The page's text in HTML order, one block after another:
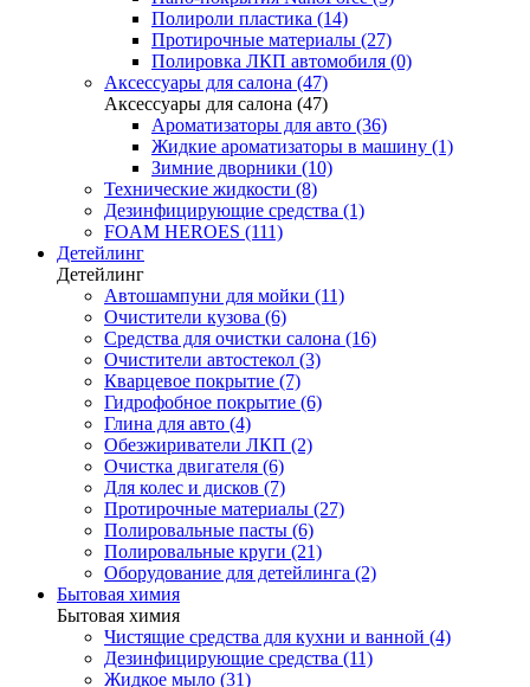
Полироли пластика (14)
Протирочные материалы (27)
Полировка ЛКП автомобиля (0)
Аксессуары для салона (47)
Аксессуары для салона (47)
Ароматизаторы для авто (36)
Жидкие ароматизаторы в машину (1)
Зимние дворники (10)
Технические жидкости (8)
Дезинфицирующие средства (1)
FOAM HEROES (111)
Детейлинг
Детейлинг
Автошампуни для мойки (11)
Очистители кузова (6)
Средства для очистки салона (16)
Очистители автостекол (3)
Кварцевое покрытие (7)
Гидрофобное покрытие (6)
Глина для авто (4)
Обезжириватели ЛКП (2)
Очистка двигателя (6)
Для колес и дисков (7)
Протирочные материалы (27)
Полировальные пасты (6)
Полировальные круги (21)
Оборудование для детейлинга (2)
Бытовая химия
Бытовая химия
Чистящие средства для кухни и ванной (4)
Дезинфицирующие средства (11)
Жидкое мыло (31)